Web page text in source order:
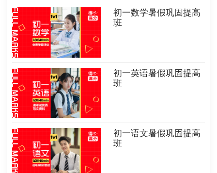
初一数学暑假巩固提高
班
初一英语暑假巩固提高
班
初一语文暑假巩固提高
班